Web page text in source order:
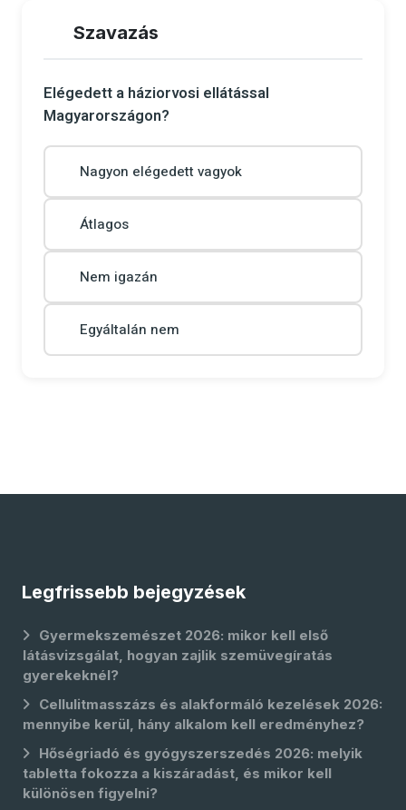
Szavazás
Elégedett a háziorvosi ellátással
Magyarországon?
Nagyon elégedett vagyok
Átlagos
Nem igazán
Egyáltalán nem
Legfrissebb bejegyzések
Gyermekszemészet 2026: mikor kell első
látásvizsgálat, hogyan zajlik szemüvegíratás
gyerekeknél?
Cellulitmasszázs és alakformáló kezelések 2026:
mennyibe kerül, hány alkalom kell eredményhez?
Hőségriadó és gyógyszerszedés 2026: melyik
tabletta fokozza a kiszáradást, és mikor kell
különösen figyelni?